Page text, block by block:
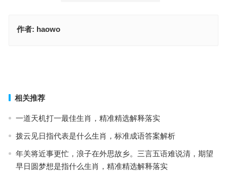
作者: haowo
相关推荐
一道天机打一最佳生肖，精准精选解释落实
拨云见日指代表是什么生肖，标准成语答案解析
年关将近事更忙，浪子在外思故乡。三言五语难说清，期望
早日圆梦想是指什么生肖，精准精选解释落实